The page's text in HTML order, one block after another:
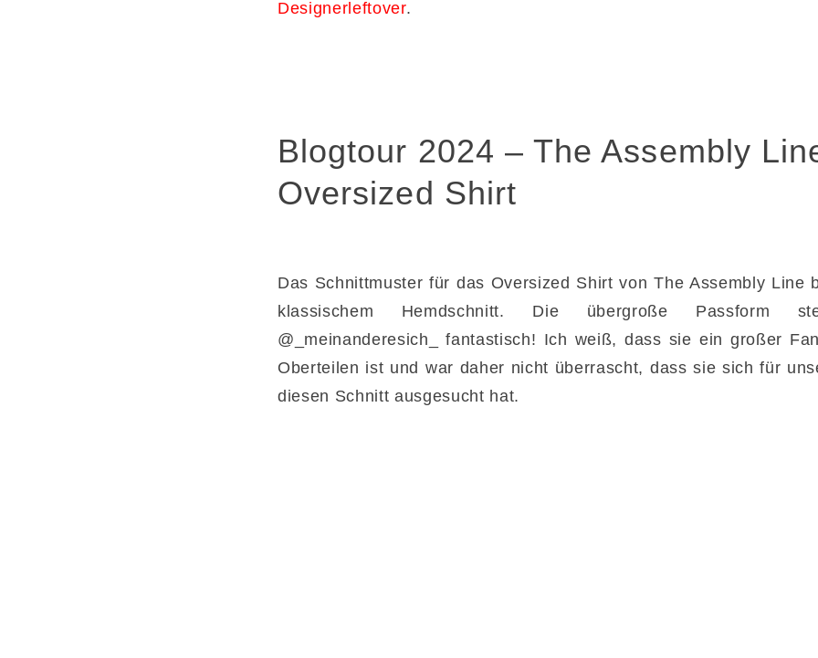
Designerleftover.
Blogtour 2024 – The Assembly
Oversized Shirt
Das Schnittmuster für das Oversized Shirt von The Assembly Line
klassischem Hemdschnitt. Die übergroße Passform
@_meinanderesich_ fantastisch! Ich weiß, dass sie ein großer
Oberteilen ist und war daher nicht überrascht, dass sie sich für
diesen Schnitt ausgesucht hat.